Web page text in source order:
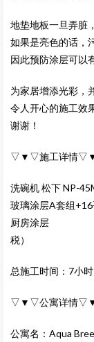
地垫地板一旦弄脏
如果是亮色的话，
因此预防涂层可以
为家居增添光彩，
令人开心的施工效
谢谢！
▽▼▽施工详情
洗碗机 松下 NP-
玻璃涂层A套组
厨房涂层
税）
总施工时间：7小时
▽▼▽公寓详情
公寓名： Aqua